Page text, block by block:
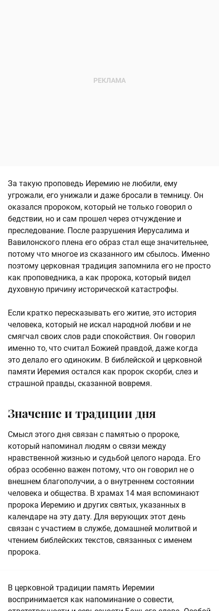
За такую проповедь Иеремию не любили, ему
угрожали, его унижали и даже бросали в темницу. Он
оказался пророком, который не только говорил о
бедствии, но и сам прошел через отчуждение и
преследование. После разрушения Иерусалима и
Вавилонского плена его образ стал еще значительнее,
потому что многое из сказанного им сбылось. Именно
поэтому церковная традиция запомнила его не просто
как проповедника, а как пророка, который видел
духовную причину исторической катастрофы.
Если кратко пересказывать его житие, это история
человека, который не искал народной любви и не
смягчал своих слов ради спокойствия. Он говорил
именно то, что считал Божией правдой, даже когда
это делало его одиноким. В библейской и церковной
памяти Иеремия остался как пророк скорби, слез и
страшной правды, сказанной вовремя.
Значение и традиции дня
Смысл этого дня связан с памятью о пророке,
который напоминал людям о связи между
нравственной жизнью и судьбой целого народа. Его
образ особенно важен потому, что он говорил не о
внешнем благополучии, а о внутреннем состоянии
человека и общества. В храмах 14 мая вспоминают
пророка Иеремию и других святых, указанных в
календаре на эту дату. Для верующих этот день
связан с участием в службе, домашней молитвой и
чтением библейских текстов, связанных с именем
пророка.
В церковной традиции память Иеремии
воспринимается как напоминание о совести,